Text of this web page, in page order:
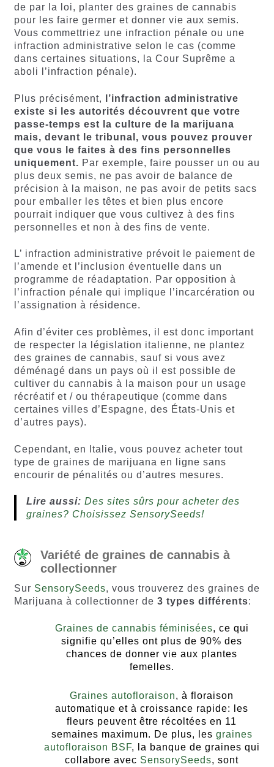
de par la loi, planter des graines de cannabis
pour les faire germer et donner vie aux semis.
Vous commettriez une infraction pénale ou une
infraction administrative selon le cas (comme
dans certaines situations, la Cour Suprême a
aboli l’infraction pénale).
Plus précisément,
l’infraction administrative
existe si les autorités découvrent que votre
passe-temps est la culture de la marijuana
mais, devant le tribunal, vous pouvez prouver
que vous le faites à des fins personnelles
uniquement. Par exemple, faire pousser un ou au
plus deux semis, ne pas avoir de balance de
précision à la maison, ne pas avoir de petits sacs
pour emballer les têtes et bien plus encore
pourrait indiquer que vous cultivez à des fins
personnelles et non à des fins de vente.
L’ infraction administrative prévoit le paiement de
l’amende et l’inclusion éventuelle dans un
programme de réadaptation. Par opposition à
l’infraction pénale qui implique l’incarcération ou
l’assignation à résidence.
Afin d’éviter ces problèmes, il est donc important
de respecter la législation italienne, ne plantez
des graines de cannabis, sauf si vous avez
déménagé dans un pays où il est possible de
cultiver du cannabis à la maison pour un usage
récréatif et / ou thérapeutique (comme dans
certaines villes d’Espagne, des États-Unis et
d’autres pays).
Cependant, en Italie, vous pouvez acheter tout
type de graines de marijuana en ligne sans
encourir de pénalités ou d’autres mesures.
Lire aussi: Des sites sûrs pour acheter des
graines? Choisissez SensorySeeds!
Variété de graines de cannabis à
collectionner
Sur SensorySeeds, vous trouverez des graines de
Marijuana à collectionner de 3 types différents:
Graines de cannabis féminisées, ce qui
signifie qu’elles ont plus de 90% des
chances de donner vie aux plantes
femelles.
Graines autofloraison, à floraison
automatique et à croissance rapide: les
fleurs peuvent être récoltées en 11
semaines maximum. De plus, les graines
autofloraison BSF, la banque de graines qui
collabore avec SensorySeeds, sont